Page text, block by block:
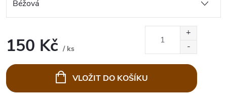
150 Kč / ks
cena:
VLOŽIT DO KOŠÍKU